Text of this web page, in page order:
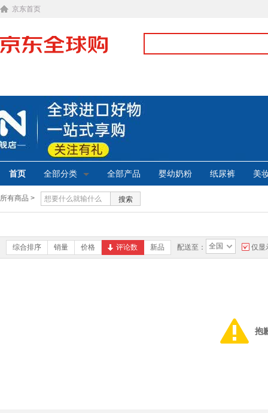
京东首页
首页 全部分类 全部产品 婴幼奶粉 纸尿裤 美
所有商品 > 搜索
综合排序 销量 价格 评论数 新品 配送至： 全国 仅显
抱